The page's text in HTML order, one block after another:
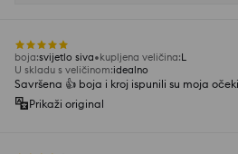
boja:svijetlo siva kupljena veličina:L
U skladu s veličinom:idealno
Savršena 👍 boja i kroj ispunili su moja
Prikaži original